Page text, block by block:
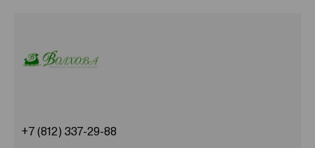
+7 (812) 337-29-88